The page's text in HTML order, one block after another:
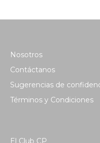
Nosotros
Contáctanos
Sugerencias de
Términos y Condiciones
El Club CP